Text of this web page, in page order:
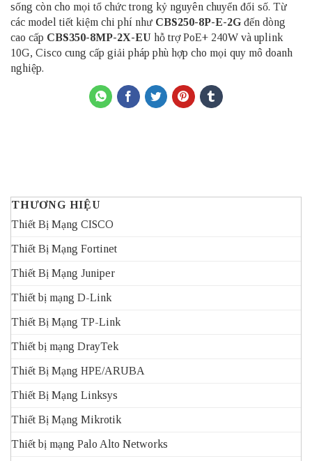
sống còn cho mọi tổ chức trong kỷ nguyên chuyển đổi số. Từ
các model tiết kiệm chi phí như CBS250-8P-E-2G đến dòng
cao cấp CBS350-8MP-2X-EU hỗ trợ PoE+ 240W và uplink
10G, Cisco cung cấp giải pháp phù hợp cho mọi quy mô doanh
nghiệp.
THƯƠNG HIỆU
Thiết Bị Mạng CISCO
Thiết Bị Mạng Fortinet
Thiết Bị Mạng Juniper
Thiết bị mạng D-Link
Thiết Bị Mạng TP-Link
Thiết bị mạng DrayTek
Thiết Bị Mạng HPE/ARUBA
Thiết Bị Mạng Linksys
Thiết Bị Mạng Mikrotik
Thiết bị mạng Palo Alto Networks